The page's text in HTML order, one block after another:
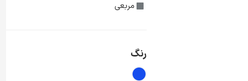
مربعی
رنگ